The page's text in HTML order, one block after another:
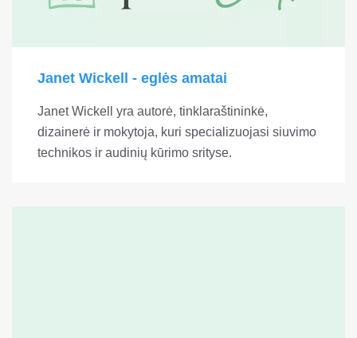
Janet Wickell - eglės amatai
Janet Wickell yra autorė, tinklaraštininkė,
dizainerė ir mokytoja, kuri specializuojasi siuvimo
technikos ir audinių kūrimo srityse.